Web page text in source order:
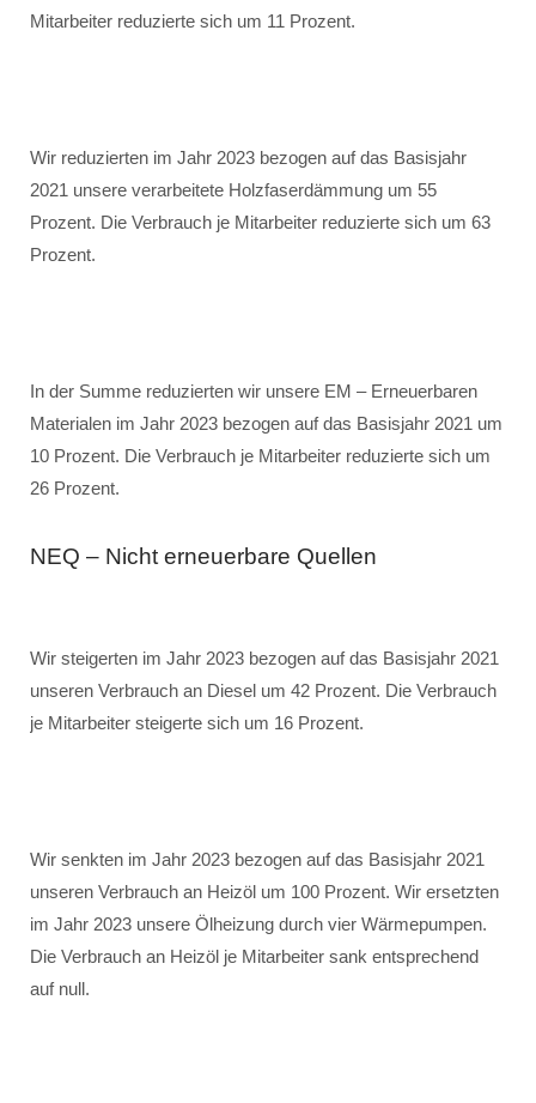
Mitarbeiter reduzierte sich um 11 Prozent.
Wir reduzierten im Jahr 2023 bezogen auf das Basisjahr
2021 unsere verarbeitete Holzfaserdämmung um 55
Prozent. Die Verbrauch je Mitarbeiter reduzierte sich um 63
Prozent.
In der Summe reduzierten wir unsere EM – Erneuerbaren
Materialen im Jahr 2023 bezogen auf das Basisjahr 2021 um
10 Prozent. Die Verbrauch je Mitarbeiter reduzierte sich um
26 Prozent.
NEQ – Nicht erneuerbare Quellen
Wir steigerten im Jahr 2023 bezogen auf das Basisjahr 2021
unseren Verbrauch an Diesel um 42 Prozent. Die Verbrauch
je Mitarbeiter steigerte sich um 16 Prozent.
Wir senkten im Jahr 2023 bezogen auf das Basisjahr 2021
unseren Verbrauch an Heizöl um 100 Prozent. Wir ersetzten
im Jahr 2023 unsere Ölheizung durch vier Wärmepumpen.
Die Verbrauch an Heizöl je Mitarbeiter sank entsprechend
auf null.